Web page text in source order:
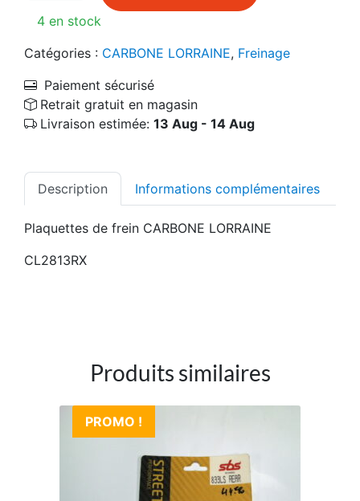
4 en stock
Catégories : CARBONE LORRAINE, Freinage
Paiement sécurisé
Retrait gratuit en magasin
Livraison estimée: 13 Aug - 14 Aug
Description Informations complémentaires
Plaquettes de frein CARBONE LORRAINE
CL2813RX
Produits similaires
PROMO !